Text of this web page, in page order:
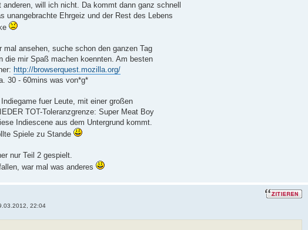
will ich nicht. Da kommt dann ganz schnell
unangebrachte Ehrgeiz und der Rest des Lebens
mal ansehen, suche schon den ganzen Tag
die mir Spaß machen koennten. Am besten
http://browserquest.mozilla.org/
30 - 60mins was von*g*
fuer Leute, mit einer großen
TOT-Toleranzgrenze: Super Meat Boy
Indiescene aus dem Untergrund kommt.
Spiele zu Stande
nur Teil 2 gespielt.
war mal was anderes
22:04